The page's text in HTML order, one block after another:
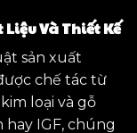
Và Thiết Kế
sản xuất
chế tác từ
loại và gỗ
hay IGF, chúng